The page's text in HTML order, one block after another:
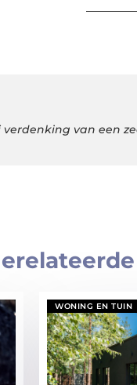
van een
WONING EN TUIN